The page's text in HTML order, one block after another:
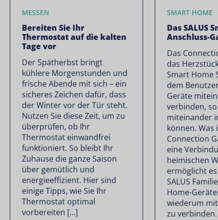
MESSEN
Bereiten Sie Ihr
Thermostat auf die kalten
Tage vor
Der Spätherbst bringt
kühlere Morgenstunden und
frische Abende mit sich – ein
sicheres Zeichen dafür, dass
der Winter vor der Tür steht.
Nutzen Sie diese Zeit, um zu
überprüfen, ob Ihr
Thermostat einwandfrei
funktioniert. So bleibt Ihr
Zuhause die ganze Saison
über gemütlich und
energieeffizient. Hier sind
einige Tipps, wie Sie Ihr
Thermostat optimal
vorbereiten […]
SMART HOME
Das SALUS
Anschluss-
Das
das
Smart Home
dem
Geräte
verbinden,
miteinander
können. Was
Connection
eine
heimischen
ermöglicht
SALUS
Home-
wiederum
zu